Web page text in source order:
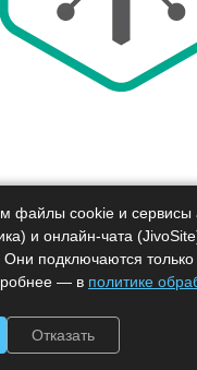
файлы cookie и сервисы
и онлайн-чата
Они подключаются
— в политике
Отказать